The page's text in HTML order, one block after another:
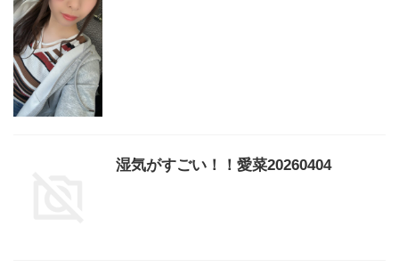
湿気がすごい！！愛菜20260404